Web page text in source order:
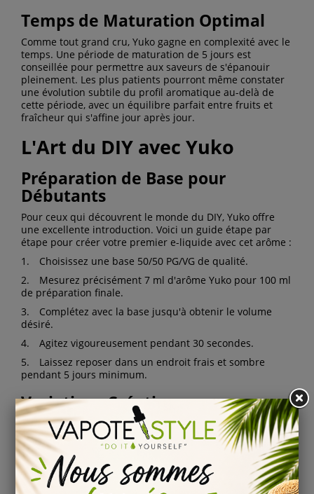
Temps de Maturation Optimal
Comme tout grand cru, Yuko gagne en complexité avec le
temps. Une période de maturation de 5 jours est
conseillée pour permettre aux saveurs de s'épanouir
pleinement. Les plus patients pourront même constater
une évolution subtile du profil aromatique au-delà de
cette période, avec un équilibre parfait entre fruits et
fraîcheur qui s'affine jour après jour.
L'Art du DIY avec Yuko
Préparation de Base pour
Débutants
Pour ceux qui découvrent le monde du DIY, Yuko offre
une excellente introduction. Voici un guide étape par
étape pour créer votre premier e-liquide avec cet arôme :
1.
Choisissez une base 50/50 PG/VG de qualité.
2.
Mesurez précisément 7 ml d'arôme Yuko pour 100 ml
de préparation finale.
3.
Complétez avec la base jusqu'à obtenir le volume
désiré.
4.
Agitez vigoureusement pendant 30 secondes.
5.
Laissez reposer dans un endroit frais et sombre
pendant 5 jours minimum.
Variations Créatives pour
Vapoteurs Expérimentés
Les amateurs de DIY plus aguerris peuvent s'amuser à
créer des variations autour de Yuko :
·
Ajoutez une touche de fraîcheur supplémentaire avec
quelques gouttes de menthol pour une sensation glaciale